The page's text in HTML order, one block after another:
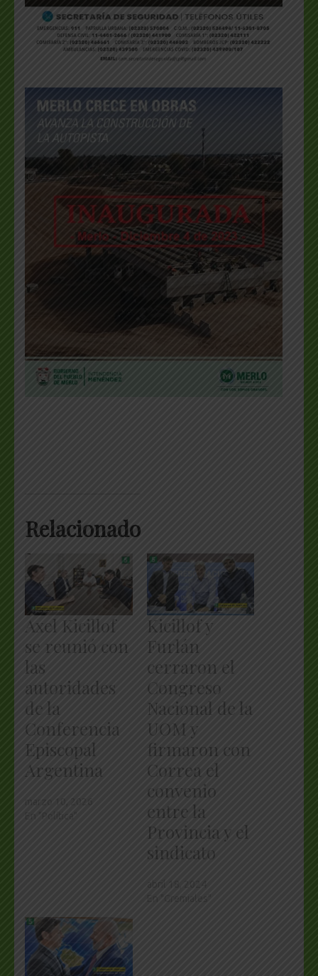
Relacionado
Axel Kicillof
se reunió con
las
autoridades
de la
Conferencia
Episcopal
Argentina
Kicillof y
Furlán
cerraron el
Congreso
Nacional de la
UOM y
firmaron con
Correa el
convenio
entre la
Provincia y el
sindicato